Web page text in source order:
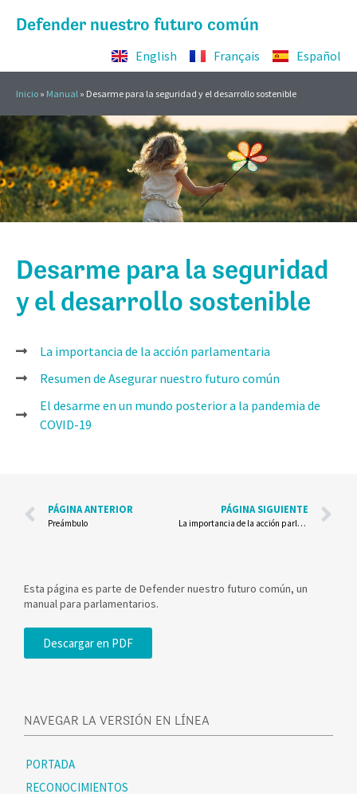
Defender nuestro futuro común
English Français Español
Inicio » Manual » Desarme para la seguridad y el desarrollo sostenible
Desarme para la seguridad
y el desarrollo sostenible
La importancia de la acción parlamentaria
Resumen de Asegurar nuestro futuro común
El desarme en un mundo posterior a la pandemia de
COVID-19
PÁGINA ANTERIOR
Preámbulo
PÁGINA SIGUIENTE
La importancia de la acción parlamentaria
Esta página es parte de Defender nuestro futuro común, un
manual para parlamentarios.
Descargar en PDF
NAVEGAR LA VERSIÓN EN LÍNEA
PORTADA
RECONOCIMIENTOS